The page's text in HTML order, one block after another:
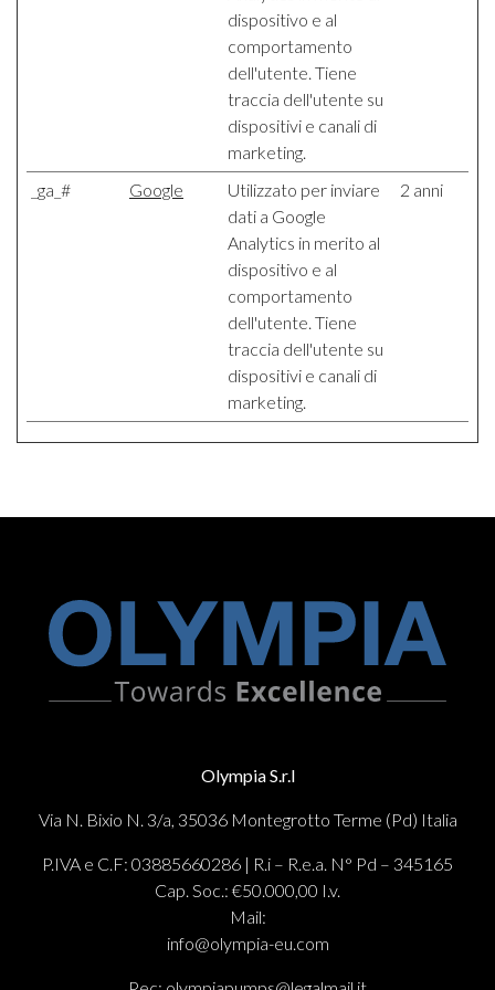
dispositivo e al
comportamento
dell'utente. Tiene
traccia dell'utente su
dispositivi e canali di
marketing.
_ga_# Google
Utilizzato per inviare
dati a Google
Analytics in merito al
dispositivo e al
comportamento
dell'utente. Tiene
traccia dell'utente su
dispositivi e canali di
marketing.
2 anni
Olympia S.r.l
Via N. Bixio N. 3/a, 35036 Montegrotto Terme (Pd) Italia
P.IVA e C.F: 03885660286 | R.i – R.e.a. N° Pd – 345165
Cap. Soc.: €50.000,00 I.v.
Mail:
info@olympia-eu.com